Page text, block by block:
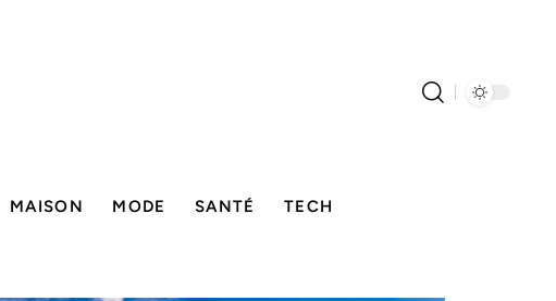
MAISON MODE SANTÉ TECH